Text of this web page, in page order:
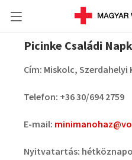
Picinke Családi
Cím: Miskolc, Szerdahelyi
Telefon: +36 30/694 2759
E-mail:
Nyitvatartás: